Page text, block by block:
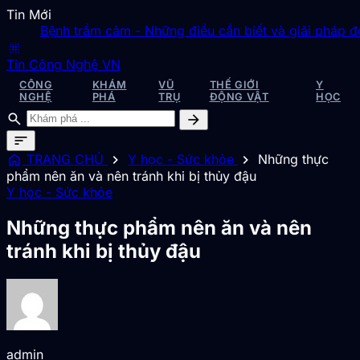
Tin Mới
Bệnh trầm cảm - Những điều cần biết và giải pháp đơn
blur_on
Tin Công Nghệ VN
CÔNG
NGHỆ
KHÁM
PHÁ
VŨ
TRỤ
THẾ GIỚI
ĐỘNG VẬT
Y
HỌC
search
arrow_forward
sort
home TRANG CHỦ chevron_right Y học - Sức khỏe chevron_right
Những thực
phẩm nên ăn và nên tránh khi bị thủy đậu
Y học - Sức khỏe
Những thực phẩm nên ăn và nên
tránh khi bị thủy đậu
admin